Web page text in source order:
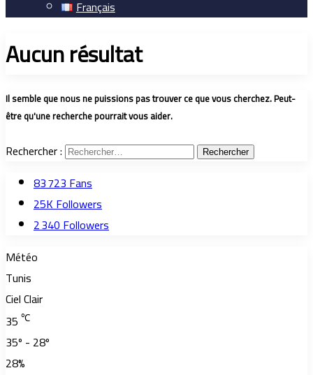
Français
Aucun résultat
Il semble que nous ne puissions pas trouver ce que vous cherchez. Peut-
être qu'une recherche pourrait vous aider.
Rechercher :
83 723Fans
25KFollowers
2 340Followers
Météo
Tunis
Ciel Clair
35 ℃
35º - 28º
28%